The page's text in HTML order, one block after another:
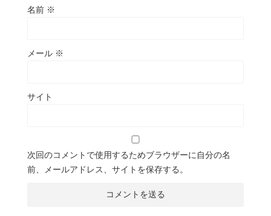
名前 ※
メール ※
サイト
次回のコメントで使用するためブラウザーに自分の名
前、メールアドレス、サイトを保存する。